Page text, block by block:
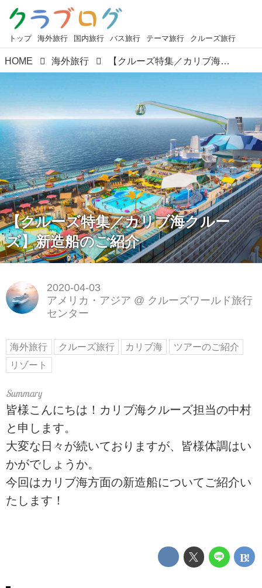
トップ 海外旅行 国内旅行 バス旅行 テーマ旅行 クルーズ旅行
HOME 海外旅行 【クルーズ特集／カリブ海クルーズ】新造船のご紹介
【クルーズ特集／カリブ海クルー
ズ】新造船のご紹介
2020-04-03
アメリカ・アジア @ クルーズワールド旅行
センター
海外旅行 クルーズ旅行 カリブ海
ツアーのご紹介
リゾート
皆様こんにちは！カリブ海クルーズ担当の中村
と申します。
大変な日々が続いておりますが、皆様体調はい
かがでしょうか。
今回はカリブ海方面の新造船についてご紹介い
たします！